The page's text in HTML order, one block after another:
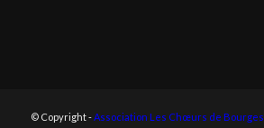
© Copyright -Association Les Chœurs de Bourges